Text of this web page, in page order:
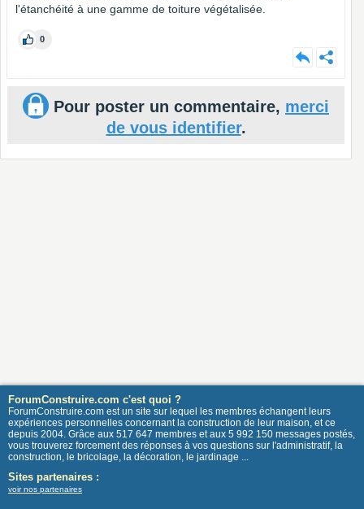
l'étanchéité à une gamme de toiture végétalisée.
0
Pour poster un commentaire, merci
de vous identifier.
ForumConstruire.com c'est quoi ?
ForumConstruire.com est un site sur lequel les membres échangent leurs
expériences personnelles concernant la construction de leur maison, et ce
depuis 2004. Grâce aux 517 647 membres et aux 5 992 150 messages postés,
vous trouverez forcement des réponses à vos questions sur l'administratif, la
construction, le bricolage, la décoration, le jardinage ...
Sites partenaires :
voir nos partenaires